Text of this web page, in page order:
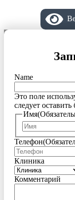
Name
Это поле
следует
Имя
Телефон
Клиника
Комментарий